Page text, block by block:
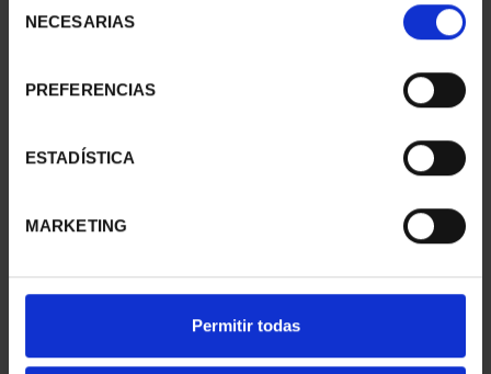
NECESARIAS
PREFERENCIAS
ESTADÍSTICA
MARKETING
Permitir todas
CIUDADES PATRIMONIO
III - SANTIAGO DE CO...